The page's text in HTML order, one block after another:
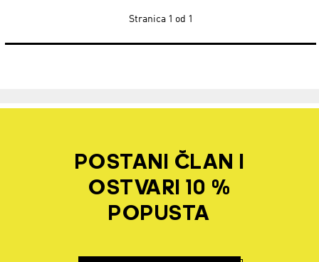
Stranica 1 od 1
POSTANI ČLAN I
OSTVARI 10 %
POPUSTA